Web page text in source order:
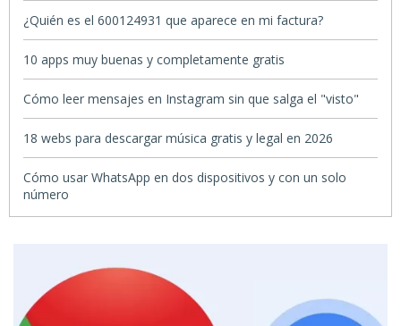
¿Quién es el 600124931 que aparece en mi factura?
10 apps muy buenas y completamente gratis
Cómo leer mensajes en Instagram sin que salga el "visto"
18 webs para descargar música gratis y legal en 2026
Cómo usar WhatsApp en dos dispositivos y con un solo
número